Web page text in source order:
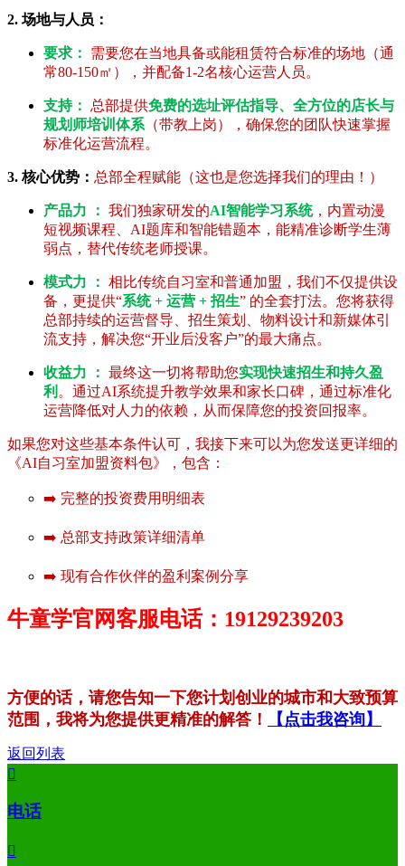
2. 场地与人员：
要求：
需要您在当地具备或能租赁符合标准的场地（通
常80-150㎡），并配备1-2名核心运营人员。
支持： 总部提供免费的选址评估指导、全方位的店长与
规划师培训体系 （带教上岗），确保您的团队快速掌握
标准化运营流程。
3. 核心优势： 总部全程赋能（这也是您选择我们的理由！）
产品力 ： 我们独家研发的AI智能学习系统，内置动漫
短视频课程、AI题库和智能错题本，能精准诊断学生薄
弱点，替代传统老师授课。
模式力 ： 相比传统自习室和普通加盟，我们不仅提供设
备，更提供“系统 + 运营 + 招生” 的全套打法。您将获得
总部持续的运营督导、招生策划、物料设计和新媒体引
流支持，解决您“开业后没客户”的最大痛点。
收益力 ： 最终这一切将帮助您实现快速招生和持久盈
利 。通过AI系统提升教学效果和家长口碑，通过标准化
运营降低对人力的依赖，从而保障您的投资回报率。
如果您对这些基本条件认可，我接下来可以为您发送更详细的
《AI自习室加盟资料包》，包含：
➡️ 完整的投资费用明细表
➡️ 总部支持政策详细清单
➡️ 现有合作伙伴的盈利案例分享
牛童学官网客服电话：19129239203
方便的话，请您告知一下您计划创业的城市和大致预算
范围，我将为您提供更精准的解答！
【点击我咨询】
返回列表

电话
